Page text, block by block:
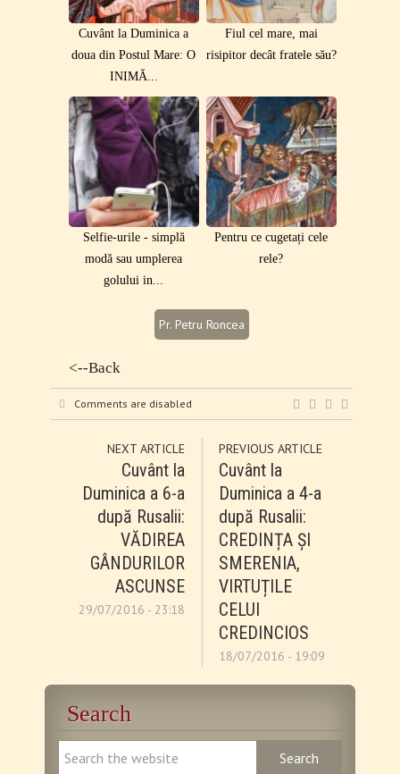
Cuvânt la Duminica a
doua din Postul Mare: O
INIMĂ...
Fiul cel mare, mai
risipitor decât fratele său?
Selfie-urile - simplă
modă sau umplerea
golului in...
Pentru ce cugetați cele
rele?
Pr. Petru Roncea
<--Back
Comments are disabled
NEXT ARTICLE
Cuvânt la
Duminica a 6-a
după Rusalii:
VĂDIREA
GÂNDURILOR
ASCUNSE
29/07/2016 - 23:18
PREVIOUS ARTICLE
Cuvânt la
Duminica a 4-a
după Rusalii:
CREDINȚA ȘI
SMERENIA,
VIRTUȚILE
CELUI
CREDINCIOS
18/07/2016 - 19:09
Search